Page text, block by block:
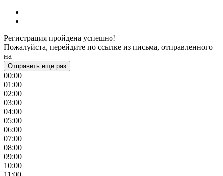
Регистрация пройдена успешно!
Пожалуйста, перейдите по ссылке из письма, отправленного
на
Отправить еще раз
00:00
01:00
02:00
03:00
04:00
05:00
06:00
07:00
08:00
09:00
10:00
11:00